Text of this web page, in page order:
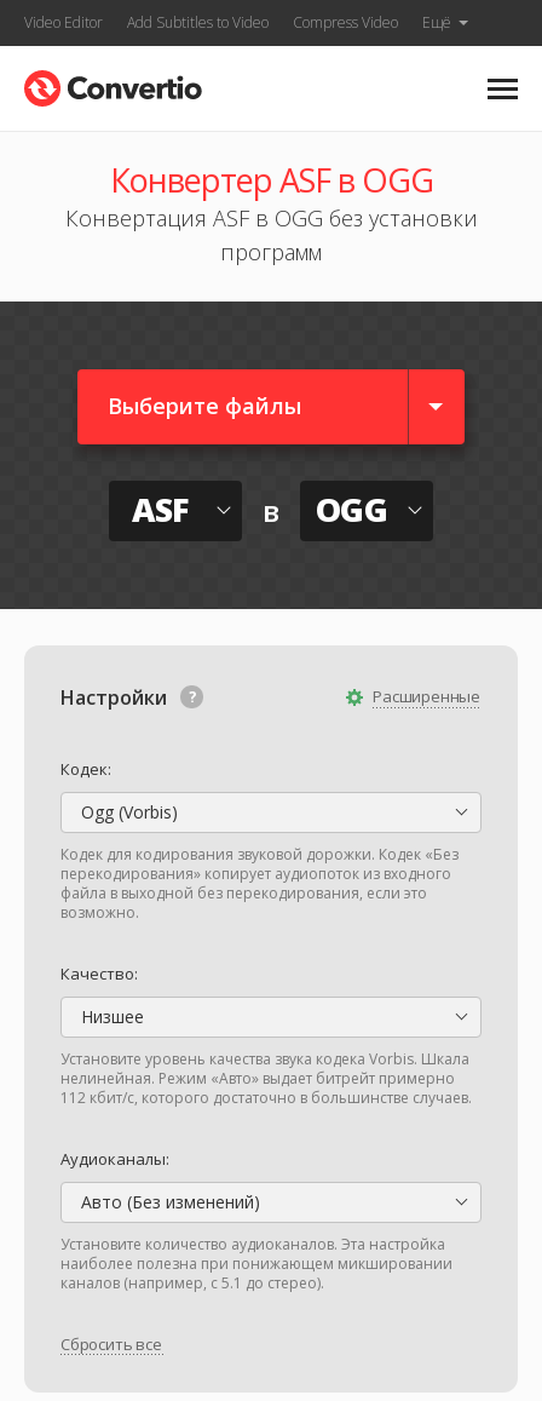
Video Editor Add Subtitles to Video Compress Video Ещё
Конвертер ASF в OGG
Конвертация ASF в OGG без установки
программ
Выберите файлы
ASF в OGG
Расширенные
Настройки
Кодек:
Ogg (Vorbis)
Кодек для кодирования звуковой дорожки. Кодек «Без
перекодирования» копирует аудиопоток из входного
файла в выходной без перекодирования, если это
возможно.
Качество:
Низшее
Установите уровень качества звука кодека Vorbis. Шкала
нелинейная. Режим «Авто» выдает битрейт примерно
112 кбит/с, которого достаточно в большинстве случаев.
Аудиоканалы:
Авто (Без изменений)
Установите количество аудиоканалов. Эта настройка
наиболее полезна при понижающем микшировании
каналов (например, с 5.1 до стерео).
Сбросить все